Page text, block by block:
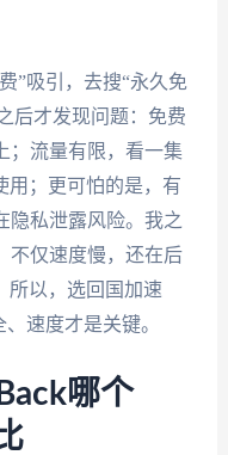
”吸引，去搜“永久免
后才发现问题：免费
；流量有限，看一集
用；更可怕的是，有
隐私泄露风险。我之
不仅速度慢，还在后
所以，选回国加速
速度才是关键。
哪个